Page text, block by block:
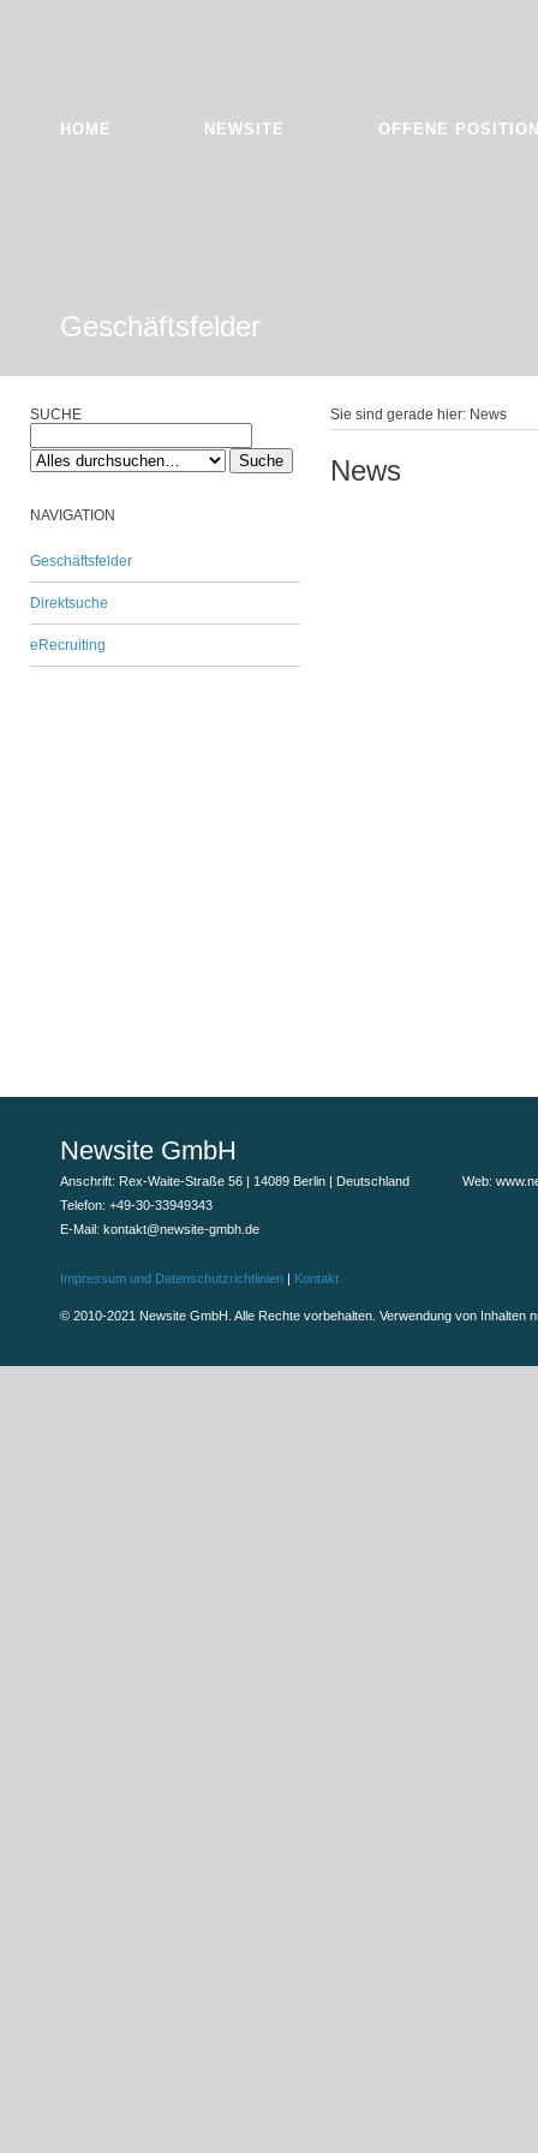
HOME NEWSITE OFFENE
Geschäftsfelder
SUCHE
NAVIGATION
Geschäftsfelder
Direktsuche
eRecruiting
Sie sind gerade hier: News
News
Newsite GmbH
Anschrift: Rex-Waite-Straße 56 | 14089 Berlin | Deutschland
Telefon: +49-30-33949343
E-Mail: kontakt@newsite-gmbh.de
Web:
Impressum und Datenschutzrichtlinien | Kontakt
© 2010-2021 Newsite GmbH. Alle Rechte vorbehalten. Verwendung von Inhalten